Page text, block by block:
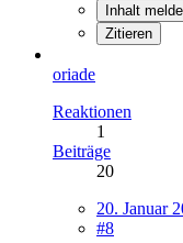
Inhalt
Zitieren
oriade
Reaktionen
1
Beiträge
20
20. Januar
#8